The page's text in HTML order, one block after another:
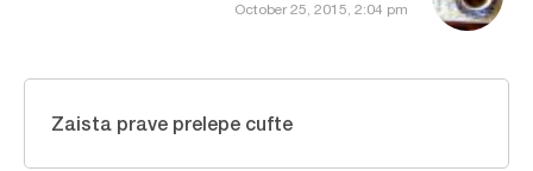
October 25, 2015, 2:04 pm
Zaista prave prelepe cufte